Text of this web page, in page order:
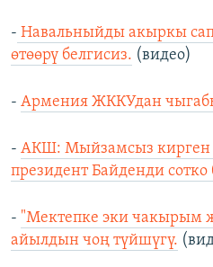
- Навальныйды акыркы
өтөөрү белгисиз. (видео)
- Армения ЖККУдан
- АКШ: Мыйзамсыз кирген
президент Байденди сотко
- "Мектепке эки чакырым
айылдын чоң түйшүгү.